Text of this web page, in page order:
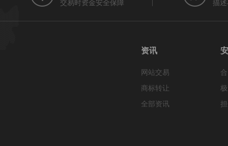
交易时资金安全保障 描
资讯
网站交易
商标转让
全部资讯